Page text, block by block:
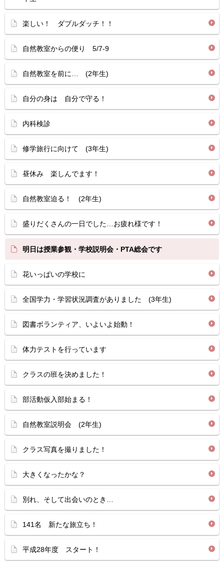
楽しい！ ダブルダッチ！！
自然教室からの便り 5/7-9
自然教室を前に… (2年生)
自分の身は 自分で守る！
内科検診
修学旅行に向けて (3年生)
昼休み 楽しんでます！
自然教室迫る！ (2年生)
盛りだくさんの一日でした…お疲れ様です！
明日は授業参観・学校説明会・PTA総会です
花いっぱいの学校に
全国学力・学習状況調査がありました (3年生)
図書ボランティア、いよいよ始動！
体力テストを行っています
クラスの班を決めました！
部活動仮入部始まる！
自然教室説明会 (2年生)
クラス写真を撮りました！
大きくなったかな？
別れ、そして出会いのとき…
141名 新たな旅立ち！
平成28年度 スタート！